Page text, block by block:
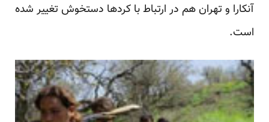
آنکارا و تهران هم در ارتباط با کردها دستخوش تغییر شدە
است.